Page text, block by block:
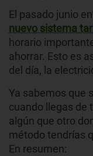
El pasado junio
nuevo sistema
horario
ahorrar. Esto es
del día, la
Ya sabemos que
cuando llegas de
algún que otro
método tendrías
En resumen: